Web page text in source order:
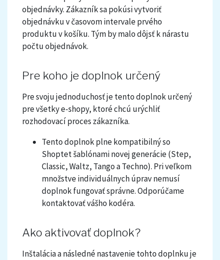
objednávky. Zákazník sa pokúsi vytvoriť
objednávku v časovom intervale prvého
produktu v košíku. Tým by malo dôjsť k nárastu
počtu objednávok.
Pre koho je doplnok určený
Pre svoju jednoduchosť je tento doplnok určený
pre všetky e-shopy, ktoré chcú urýchliť
rozhodovací proces zákazníka.
Tento doplnok plne kompatibilný so
Shoptet šablónami novej generácie (Step,
Classic, Waltz, Tango a Techno). Pri veľkom
množstve individuálnych úprav nemusí
doplnok fungovať správne. Odporúčame
kontaktovať vášho kodéra.
Ako aktivovať doplnok?
Inštalácia a následné nastavenie tohto doplnku je